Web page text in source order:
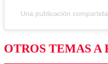
Una publicación
OTROS TEMAS A